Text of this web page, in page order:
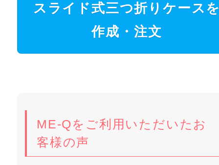
スライド式三つ折りケース
作成・注文
ME-Qをご利用いただいたお
客様の声